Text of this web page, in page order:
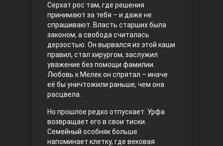
Правосyдие
Любовь напрокат
Серхат рос там, где решения
принимают за тебя – и даже не
спрашивают. Власть старших была
законом, а свобода считалась
дерзостью. Он вырвался из этой каши
правил, стал хирургом, заслужил
уважение без помощи фамилии.
Любовь к Мелек он спрятал – иначе
её бы уничтожили раньше, чем она
расцвела.
Но прошлое редко отпускает. Урфа
возвращает его в свои тиски.
Семейный особняк больше
напоминает клетку, где вековая